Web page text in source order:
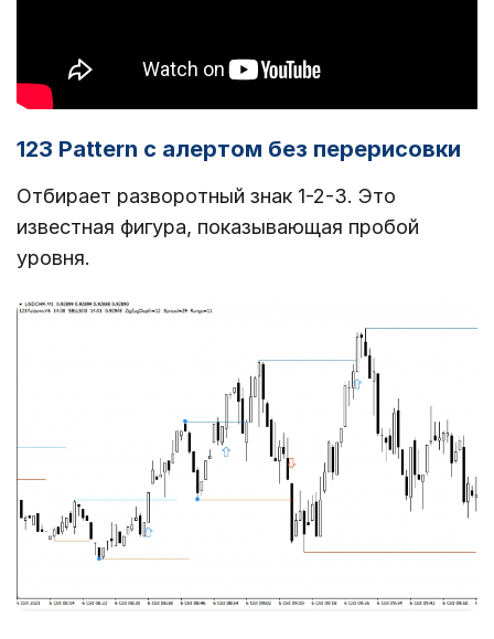
123 Pattern с алертом без перерисовки
Отбирает разворотный знак 1-2-3. Это
известная фигура, показывающая пробой
уровня.